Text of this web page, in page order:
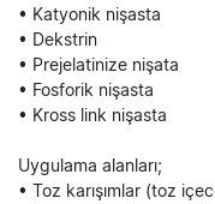
• Katyonik nişasta
• Dekstrin
• Prejelatinize nişata
• Fosforik nişasta
• Kross link nişasta
Uygulama alanları;
• Toz karışımlar (toz